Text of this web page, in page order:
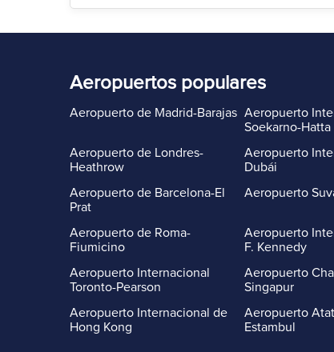
Aeropuertos populares
Aeropuerto de Madrid-Barajas
Aeropuerto de Londres-
Heathrow
Aeropuerto de Barcelona-El
Prat
Aeropuerto de Roma-
Fiumicino
Aeropuerto Internacional
Toronto-Pearson
Aeropuerto Internacional de
Hong Kong
Aeropuerto
Soekarno-Hatta
Aeropuerto
Dubái
Aeropuerto
Aeropuerto
F. Kennedy
Aeropuerto
Singapur
Aeropuerto
Estambul